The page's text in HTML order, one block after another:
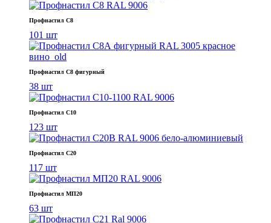
Профнастил С8
101 шт
Профнастил С8 фигурный
38 шт
Профнастил С10
123 шт
Профнастил С20
117 шт
Профнастил МП20
63 шт